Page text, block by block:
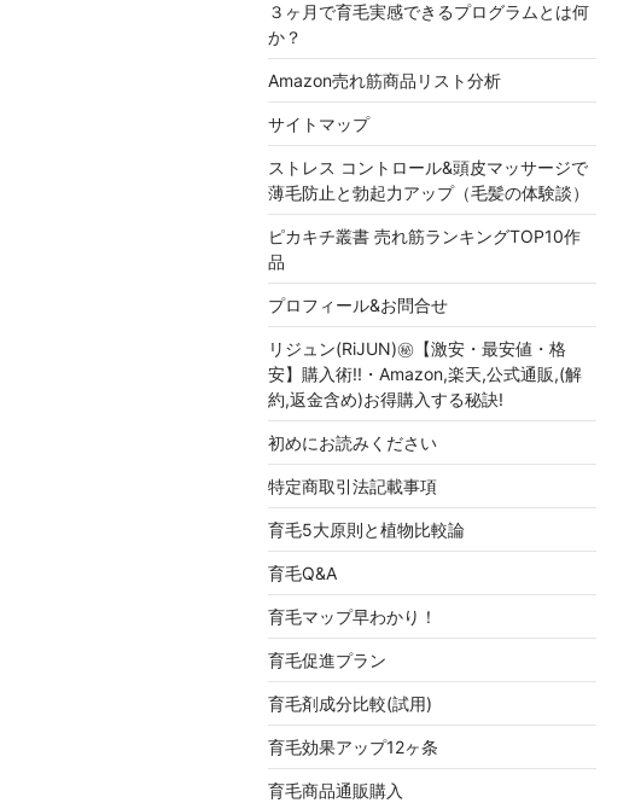
３ヶ月で育毛実感できるプログラムとは何
か？
Amazon売れ筋商品リスト分析
サイトマップ
ストレス コントロール&頭皮マッサージで
薄毛防止と勃起力アップ（毛髪の体験談）
ピカキチ叢書 売れ筋ランキングTOP10作
品
プロフィール&お問合せ
リジュン(RiJUN)㊙【激安・最安値・格
安】購入術!!・Amazon,楽天,公式通販,(解
約,返金含め)お得購入する秘訣!
初めにお読みください
特定商取引法記載事項
育毛5大原則と植物比較論
育毛Q&A
育毛マップ早わかり！
育毛促進プラン
育毛剤成分比較(試用)
育毛効果アップ12ヶ条
育毛商品通販購入